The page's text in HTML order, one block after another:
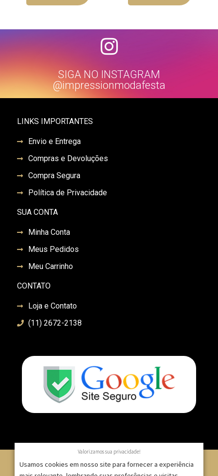
SIGA NO INSTAGRAM
@impressionmodafesta
LINKS IMPORTANTES
Envio e Entrega
Compras e Devoluções
Compra Segura
Política de Privacidade
SUA CONTA
Minha Conta
Meus Pedidos
Meu Carrinho
CONTATO
Loja e Contato
(11) 2672-2138
Valorizamos sua privacidade!
Usamos cookies em nosso site para fornecer a experiência